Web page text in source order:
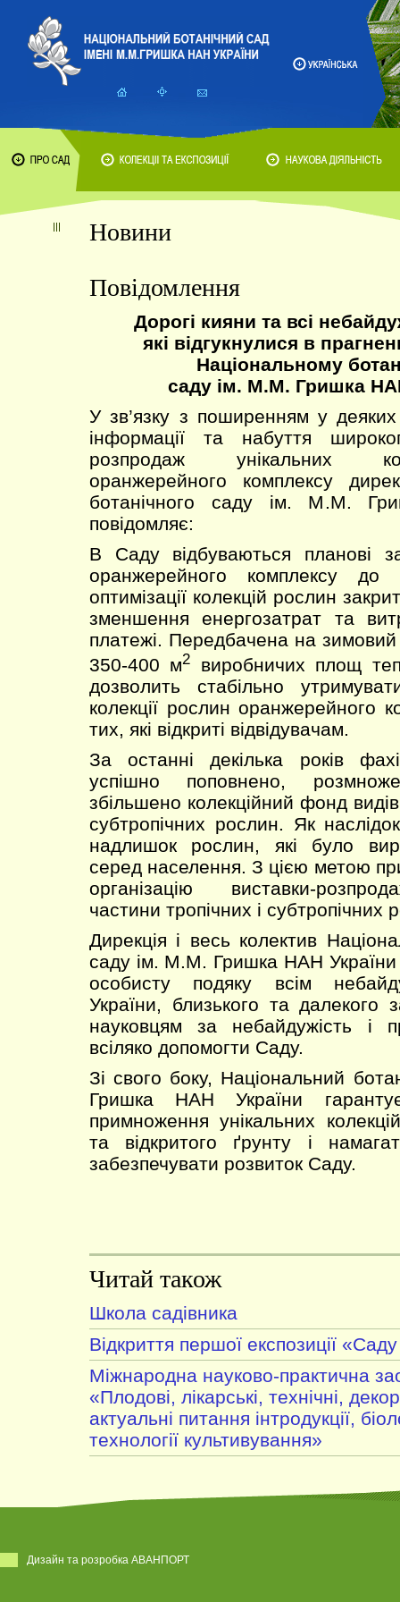
Новини
Повідомлення
Дорогі кияни та всі
які відгукнулися в
Національному
саду ім. М.М. Гришка
У зв’язку з поширенням у деяких
інформації та набуття
розпродаж унікальних
оранжерейного комплексу
ботанічного саду ім. М.М.
повідомляє:
В Саду відбуваються планові
оранжерейного комплексу до
оптимізації колекцій рослин
зменшення енергозатрат та
платежі. Передбачена на зимовий
350-400 м2
виробничих площ
дозволить стабільно
колекції рослин оранжерейного
тих, які відкриті відвідувачам.
За останні декілька років
успішно поповнено,
збільшено колекційний фонд видів
субтропічних рослин. Як
надлишок рослин, які було
серед населення. З цією метою
організацію виставки-
частини тропічних і субтропічних
Дирекція і весь колектив
саду ім. М.М. Гришка НАН
особисту подяку всім
України, близького та далекого
науковцям за небайдужість і
всіляко допомогти Саду.
Зі свого боку, Національний
Гришка НАН України
примноження унікальних
та відкритого ґрунту і
забезпечувати розвиток Саду.
Читай також
Школа садівника
Відкриття першої експозиції
Міжнародна науково-практична
«Плодові, лікарські, технічні,
актуальні питання інтродукції,
технології культивування»
Дизайн та розробка АВАНПОРТ